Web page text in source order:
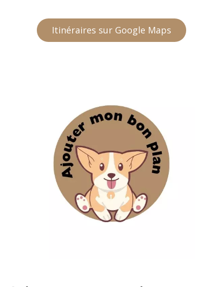
Itinéraires sur Google Maps